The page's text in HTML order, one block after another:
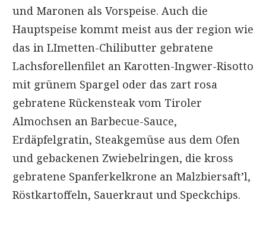
und Maronen als Vorspeise. Auch die
Hauptspeise kommt meist aus der region wie
das in LImetten-Chilibutter gebratene
Lachsforellenfilet an Karotten-Ingwer-Risotto
mit grünem Spargel oder das zart rosa
gebratene Rückensteak vom Tiroler
Almochsen an Barbecue-Sauce,
Erdäpfelgratin, Steakgemüse aus dem Ofen
und gebackenen Zwiebelringen, die kross
gebratene Spanferkelkrone an Malzbiersaft’l,
Röstkartoffeln, Sauerkraut und Speckchips.